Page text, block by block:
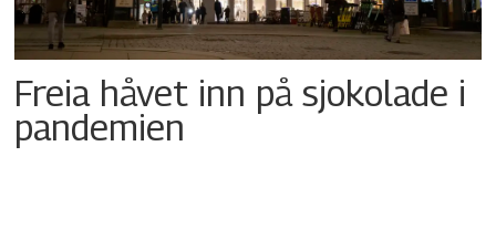
Freia håvet inn på sjokolade i
pandemien